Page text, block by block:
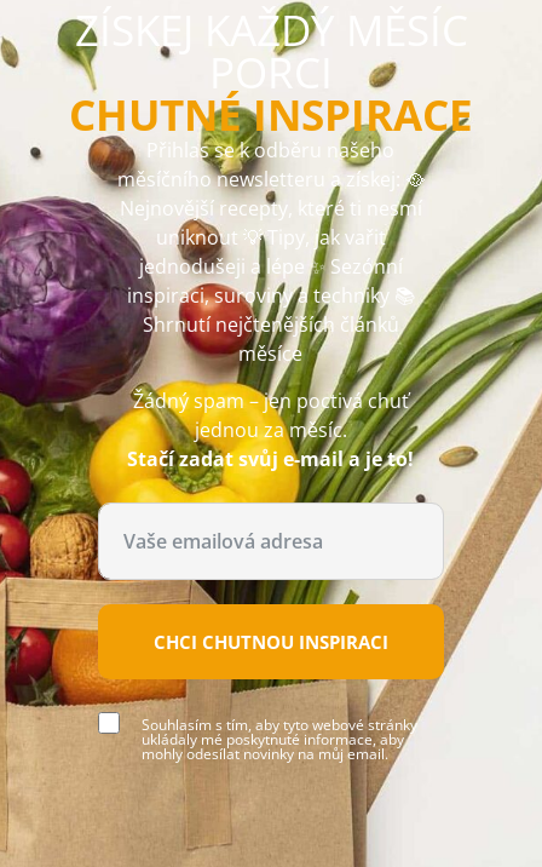
ZÍSKEJ KAŽDÝ MĚSÍC
PORCI
CHUTNÉ INSPIRACE
Přihlas se k odběru našeho
měsíčního newsletteru a získej: 🥘
Nejnovější recepty, které ti nesmí
uniknout 💡 Tipy, jak vařit
jednodušeji a lépe ✨ Sezónní
inspiraci, suroviny a techniky 📚
Shrnutí nejčtenějších článků
měsíce
Žádný spam – jen poctivá chuť
jednou za měsíc.
Stačí zadat svůj e-mail a je to!
CHCI CHUTNOU INSPIRACI
Souhlasím s tím, aby tyto webové stránky
ukládaly mé poskytnuté informace, aby
mohly odesílat novinky na můj email.